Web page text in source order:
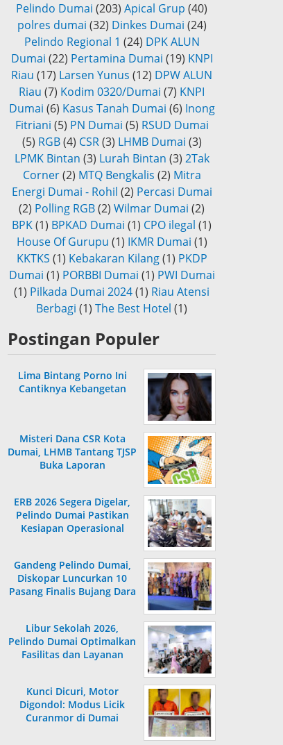
Pelindo Dumai (203) Apical Grup (40)
polres dumai (32) Dinkes Dumai (24)
Pelindo Regional 1 (24) DPK ALUN
Dumai (22) Pertamina Dumai (19) KNPI
Riau (17) Larsen Yunus (12) DPW ALUN
Riau (7) Kodim 0320/Dumai (7) KNPI
Dumai (6) Kasus Tanah Dumai (6) Inong
Fitriani (5) PN Dumai (5) RSUD Dumai
(5) RGB (4) CSR (3) LHMB Dumai (3)
LPMK Bintan (3) Lurah Bintan (3) 2Tak
Corner (2) MTQ Bengkalis (2) Mitra
Energi Dumai - Rohil (2) Percasi Dumai
(2) Polling RGB(2) Wilmar Dumai (2)
BPK(1) BPKAD Dumai (1) CPO ilegal (1)
House Of Gurupu (1) IKMR Dumai (1)
KKTKS (1) Kebakaran Kilang (1) PKDP
Dumai (1) PORBBI Dumai (1) PWI Dumai
(1) Pilkada Dumai 2024(1) Riau Atensi
Berbagi (1) The Best Hotel (1)
Postingan Populer
Lima Bintang Porno Ini
Cantiknya Kebangetan
Misteri Dana CSR Kota
Dumai, LHMB Tantang TJSP
Buka Laporan
ERB 2026 Segera Digelar,
Pelindo Dumai Pastikan
Kesiapan Operasional
Gandeng Pelindo Dumai,
Diskopar Luncurkan 10
Pasang Finalis Bujang Dara
Libur Sekolah 2026,
Pelindo Dumai Optimalkan
Fasilitas dan Layanan
Kunci Dicuri, Motor
Digondol: Modus Licik
Curanmor di Dumai